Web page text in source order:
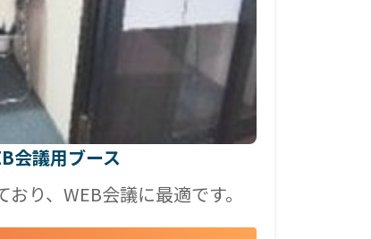
会議用ブース
り、WEB会議に最適です。